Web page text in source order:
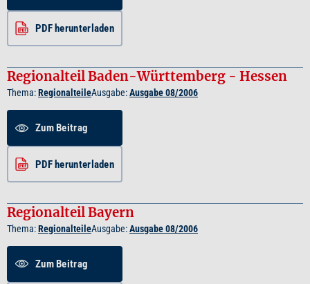
PDF herunterladen
Regionalteil Baden-Württemberg - Hessen
Thema:RegionalteileAusgabe:Ausgabe 08/2006
Zum Beitrag
PDF herunterladen
Regionalteil Bayern
Thema:RegionalteileAusgabe:Ausgabe 08/2006
Zum Beitrag